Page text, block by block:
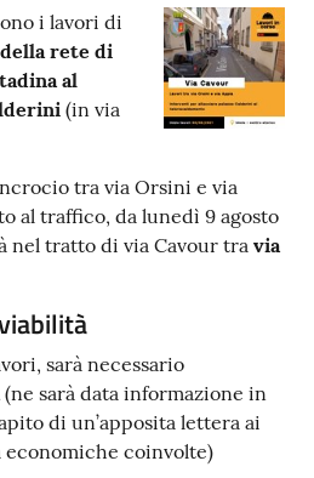
i lavori di
rete di
al
(in via
tra via Orsini e via
al traffico, da lunedì 9 agosto
nel tratto di via Cavour tra via
sarà necessario
(ne sarà data informazione in
di un’apposita lettera ai
coinvolte)